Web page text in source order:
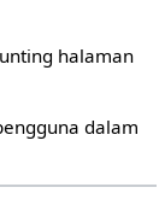
halaman
dalam